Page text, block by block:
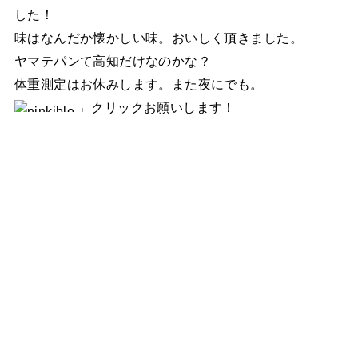
した！
味はなんだか懐かしい味。おいしく頂きました。
ヤマテパンて高知だけなのかな？
体重測定はお休みします。また夜にでも。
←クリックお願いします！